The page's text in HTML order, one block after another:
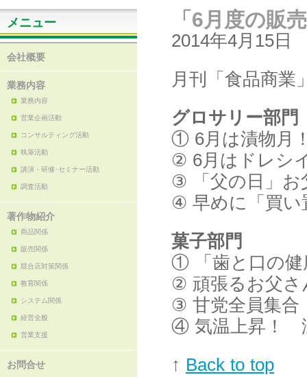
メニュー
会社概要
業務内容
業務内容
営業企画活動
コンサルティング活動
執筆活動
講演・研修･セミナー活動
調査活動
著作物紹介
商品関係
販売関係
競合店対策関係
教育関係
システム関係
経営全般
営業支援
お問合せ
「6月度の販
2014年4月15日
月刊「食品商業
グロサリー部門
① 6月は漬物月
② 6月はドレシ
③ 「父の日」お
④ 早めに「買い
菓子部門
① 「歯と口の健
② 頑張るお父さ
③ 甘党全員集
④ 気温上昇！
↑ Back to top